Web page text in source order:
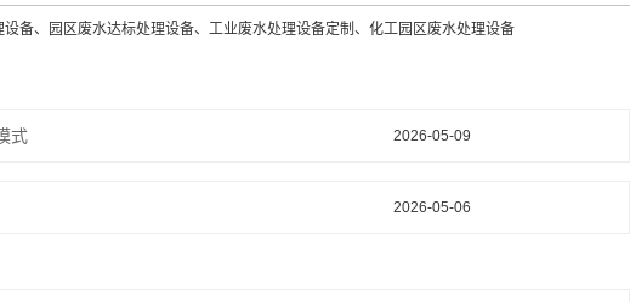
备、园区废水达标处理设备、工业废水处理设备定制、化工园区废水处理设备
式 2026-05-09
2026-05-06